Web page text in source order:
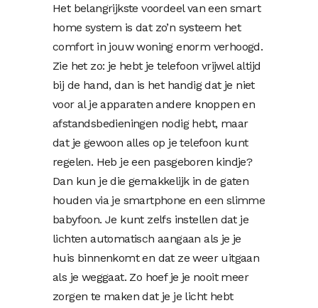
Het belangrijkste voordeel van een smart
home system is dat zo’n systeem het
comfort in jouw woning enorm verhoogd.
Zie het zo: je hebt je telefoon vrijwel altijd
bij de hand, dan is het handig dat je niet
voor al je apparaten andere knoppen en
afstandsbedieningen nodig hebt, maar
dat je gewoon alles op je telefoon kunt
regelen. Heb je een pasgeboren kindje?
Dan kun je die gemakkelijk in de gaten
houden via je smartphone en een slimme
babyfoon. Je kunt zelfs instellen dat je
lichten automatisch aangaan als je je
huis binnenkomt en dat ze weer uitgaan
als je weggaat. Zo hoef je je nooit meer
zorgen te maken dat je je licht hebt